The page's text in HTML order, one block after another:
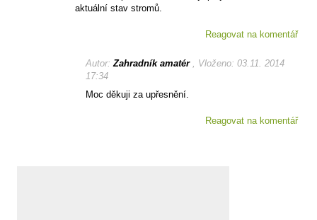
aktuální stav stromů.
Reagovat na komentář
Autor:Zahradník amatér , Vloženo: 03.11. 2014
17:34
Moc děkuji za upřesnění.
Reagovat na komentář